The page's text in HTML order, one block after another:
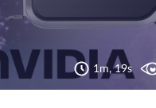
1m, 19s